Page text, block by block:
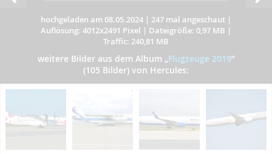
hochgeladen am 08.05.2024 | 247 mal angeschaut |
Auflösung: 4012x2491 Pixel | Dateigröße: 0,97 MB |
Traffic: 240,81 MB
weitere Bilder aus dem Album „Flugzeuge 2019”
(105 Bilder) von Hercules: